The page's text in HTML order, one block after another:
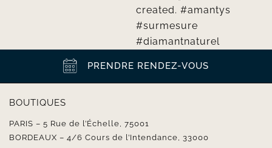
PRENDRE RENDEZ-VOUS
BOUTIQUES
PARIS – 5 Rue de l’Échelle, 75001
BORDEAUX – 4/6 Cours de l’Intendance, 33000